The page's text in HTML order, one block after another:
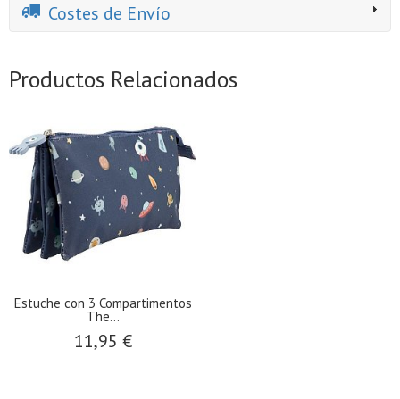
Costes de Envío
Productos Relacionados
Estuche con 3 Compartimentos
The...
11,95 €